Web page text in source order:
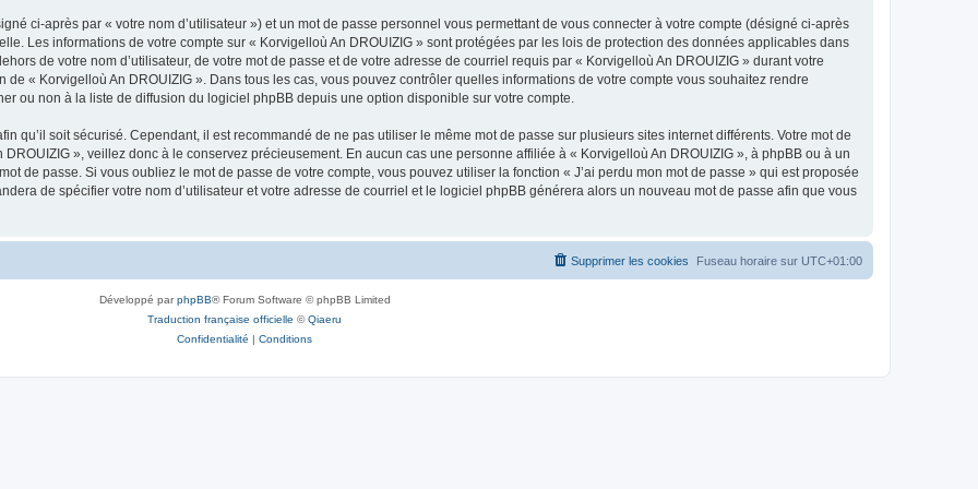
ci-après par « votre nom d’utilisateur ») et un mot de passe personnel vous permettant de vous connecter à votre compte (désigné ci-après
Les informations de votre compte sur « Korvigelloù An DROUIZIG » sont protégées par les lois de protection des données applicables dans
de votre nom d’utilisateur, de votre mot de passe et de votre adresse de courriel requis par « Korvigelloù An DROUIZIG » durant votre
« Korvigelloù An DROUIZIG ». Dans tous les cas, vous pouvez contrôler quelles informations de votre compte vous souhaitez rendre
ou non à la liste de diffusion du logiciel phpBB depuis une option disponible sur votre compte.
qu’il soit sécurisé. Cependant, il est recommandé de ne pas utiliser le même mot de passe sur plusieurs sites internet différents. Votre mot de
», veillez donc à le conservez précieusement. En aucun cas une personne affiliée à « Korvigelloù An DROUIZIG », à phpBB ou à un
de passe. Si vous oubliez le mot de passe de votre compte, vous pouvez utiliser la fonction « J’ai perdu mon mot de passe » qui est proposée
de spécifier votre nom d’utilisateur et votre adresse de courriel et le logiciel phpBB générera alors un nouveau mot de passe afin que vous
Fuseau horaire sur UTC+01:00
Supprimer les cookies
Développé parphpBB® Forum Software © phpBB Limited
Traduction française officielle ©Qiaeru
Confidentialité | Conditions